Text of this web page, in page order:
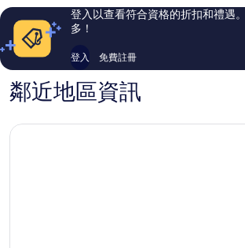
評
論
登入以查看符合資格的折扣和禮遇
多！
登入 免費註冊
鄰近地區資訊